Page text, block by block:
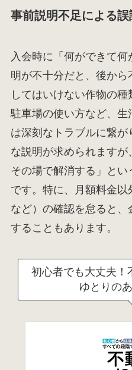
事前説明不足による誤
入会時に「何ができて
明が不十分だと、後か
してはいけない作物の種
駐車場の使い方など、
は深刻なトラブルに繋
な説明が求められます
その場で解消する」とい
です。特に、月額料金
など）の確認を怠ると
することもあります。
初心者でも大丈夫！
ゆとりの